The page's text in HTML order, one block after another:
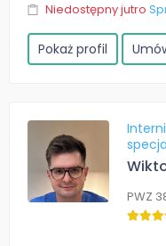
Niedostępny jutro
Pokaż profil
PWZ